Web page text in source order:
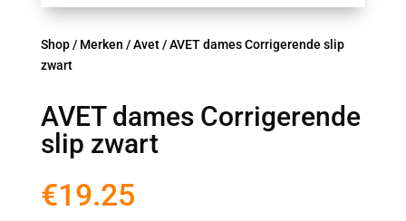
Shop/ Merken /Avet/ AVET dames Corrigerende slip
zwart
AVET dames Corrigerende
slip zwart
€19.25